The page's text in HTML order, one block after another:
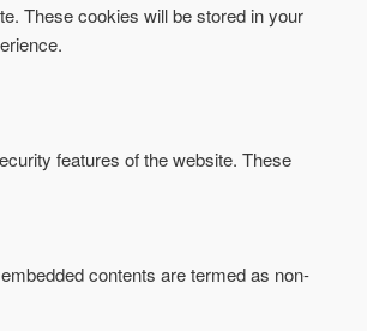
These cookies will be stored in your
features of the website. These
contents are termed as non-